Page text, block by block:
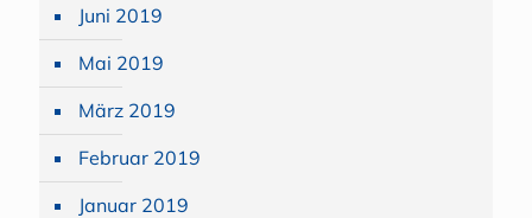
Juni 2019
Mai 2019
März 2019
Februar 2019
Januar 2019